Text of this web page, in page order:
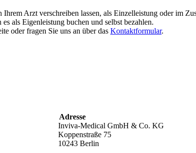
Arzt verschreiben lassen, als Einzelleistung oder im
als Eigenleistung buchen und selbst bezahlen.
oder fragen Sie uns an über das Kontaktformular.
Adresse
Inviva-Medical GmbH & Co. KG
Koppenstraße 75
10243 Berlin